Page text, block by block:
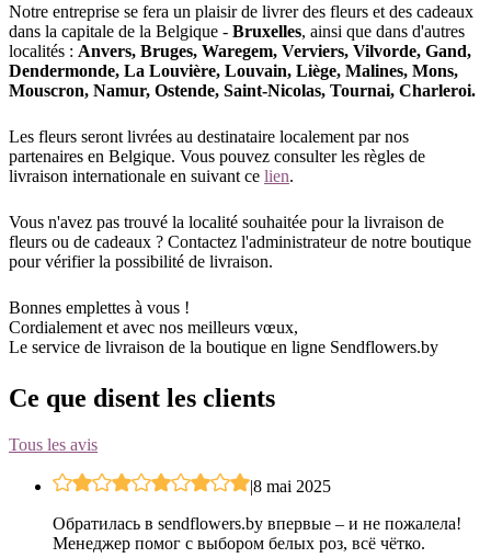
Notre entreprise se fera un plaisir de livrer des fleurs et des cadeaux
dans la capitale de la Belgique - Bruxelles, ainsi que dans d'autres
localités : Anvers, Bruges, Waregem, Verviers, Vilvorde, Gand,
Dendermonde, La Louvière, Louvain, Liège, Malines, Mons,
Mouscron, Namur, Ostende, Saint-Nicolas, Tournai, Charleroi.
Les fleurs seront livrées au destinataire localement par nos
partenaires en Belgique. Vous pouvez consulter les règles de
livraison internationale en suivant ce lien.
Vous n'avez pas trouvé la localité souhaitée pour la livraison de
fleurs ou de cadeaux ? Contactez l'administrateur de notre boutique
pour vérifier la possibilité de livraison.
Bonnes emplettes à vous !
Cordialement et avec nos meilleurs vœux,
Le service de livraison de la boutique en ligne Sendflowers.by
Ce que disent les clients
Tous les avis
|8 mai 2025
Обратилась в sendflowers.by впервые – и не пожалела!
Менеджер помог с выбором белых роз, всё чётко.